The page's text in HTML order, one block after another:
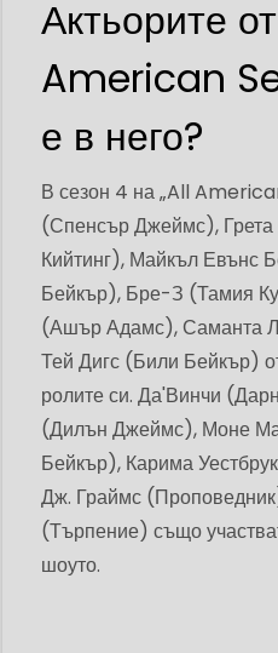
Актьорите
American
е в него?
В сезон 4 на „All
(Спенсър Джеймс),
Кийтинг), Майкъл Евънс
Бейкър), Бре-З (Тамия
(Ашър Адамс), Саманта
Тей Дигс (Били Бейкър)
ролите си. Да'Винчи
(Дилън Джеймс), Моне
Бейкър), Карима
Дж. Граймс
(Търпение) също
шоуто.